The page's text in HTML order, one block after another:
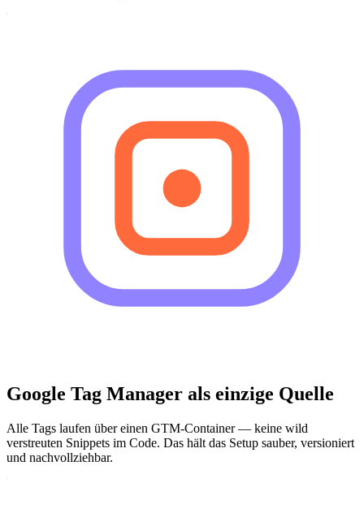
Google Tag Manager als einzige Quelle
Alle Tags laufen über einen GTM-Container — keine wild
verstreuten Snippets im Code. Das hält das Setup sauber, versioniert
und nachvollziehbar.